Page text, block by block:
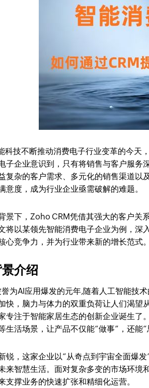
科技不断推动消费电子行业变革的今天
子企业意识到，只有将销售与客户服务
复杂的客户需求、多元化的销售渠道以
意度，成为行业企业亟需破解的难题。
景下，Zoho CRM凭借其强大的客户关
将以某领先智能消费电子企业为例，深
心竞争力，并为行业带来新的增长范式。
介绍
为AI应用爆发的元年,随着人工智能技
快，脑力与体力的双重负荷让人们渴望
专注于智能家居生态的创新企业诞生了
生活场景，让产品不仅能“做事”，还能
锐，这家企业以“从奇点到宇宙全面爆
来智慧生活。面对复杂多变的市场环境
支撑业务的快速扩张和精细化运营。